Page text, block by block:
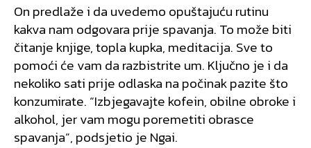
On predlaže i da uvedemo opuštajuću rutinu
kakva nam odgovara prije spavanja. To može biti
čitanje knjige, topla kupka, meditacija. Sve to
pomoći će vam da razbistrite um. Ključno je i da
nekoliko sati prije odlaska na počinak pazite što
konzumirate. “Izbjegavajte kofein, obilne obroke i
alkohol, jer vam mogu poremetiti obrasce
spavanja”, podsjetio je Ngai.